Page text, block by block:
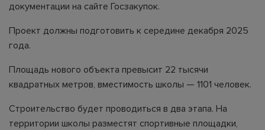
документации на сайте Госзакупок.
Проект должны подготовить к середине декабря 2025
года.
Площадь нового объекта превысит 22 тысячи
квадратных метров, вместимость школы — 1101 человек.
Строительство будет проводиться в два этапа. На
территории школы разместят спортивные площадки,